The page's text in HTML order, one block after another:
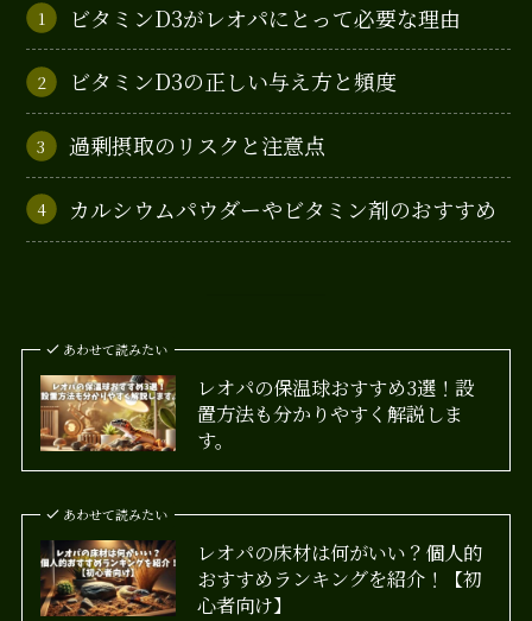
ビタミンD3がレオパにとって必要な理由
ビタミンD3の正しい与え方と頻度
過剰摂取のリスクと注意点
カルシウムパウダーやビタミン剤のおすすめ
あわせて読みたい
レオパの保温球おすすめ3選！設
置方法も分かりやすく解説しま
す。
あわせて読みたい
レオパの床材は何がいい？個人的
おすすめランキングを紹介！【初
心者向け】